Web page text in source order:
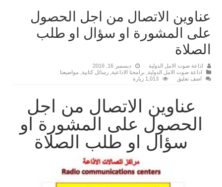
عناوين الاتصال من اجل الحصول
على المشورة او سؤال او طلب
الصلاة
اذاعة صوت الامل الدولية
ديسمبر 16, 2016
اذاعة صوت الامل الدولية
برامجنا الاذاعية ,رسائل كتابية
مواضيعنا
اضف تعليق
1,013 زيارة
عناوين الاتصال من اجل
الحصول على المشورة او
سؤال او طلب الصلاة